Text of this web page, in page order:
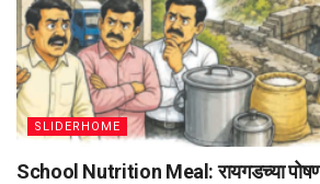
SLIDERHOME
School Nutrition Meal: रायगडच्या